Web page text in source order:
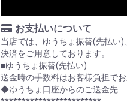
お支払いについて
当店では、ゆうちょ振替(先払い
決済をご用意しております。
■ゆうちょ振替(先払い)
送金時の手数料はお客様負担でお
◆ゆうちょ口座からのご送金先
************************